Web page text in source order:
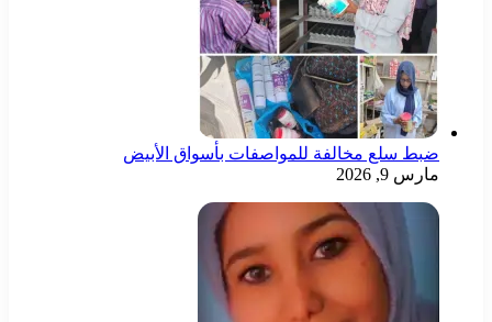
ضبط سلع مخالفة للمواصفات بأسواق الأبيض
مارس 9, 2026